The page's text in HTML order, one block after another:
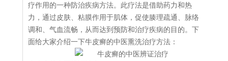
疗作用的一种防治疾病方法。此疗法是借助药力和热
力，通过皮肤、粘膜作用于肌体，促使腠理疏通、脉络
调和、气血流畅，从而达到预防和治疗疾病的目的。下
面给大家介绍一下牛皮癣的中医熏洗治疗方法：